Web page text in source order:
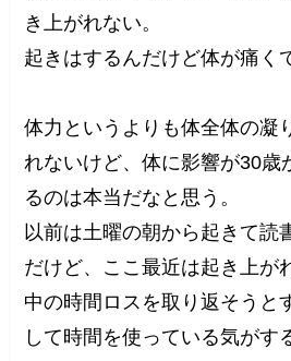
き上がれない。
起きはするんだけど体が痛く
体力というよりも体全体の凝
れないけど、体に影響が30歳
るのは本当だなと思う。
以前は土曜の朝から起きて読
だけど、ここ最近は起き上が
中の時間ロスを取り返そうと
して時間を使っている気がす